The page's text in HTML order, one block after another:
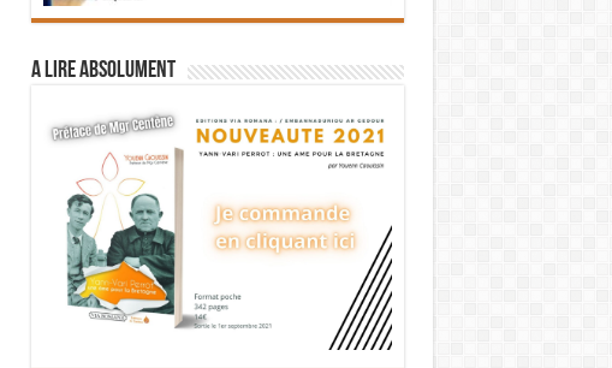
A lire absolument